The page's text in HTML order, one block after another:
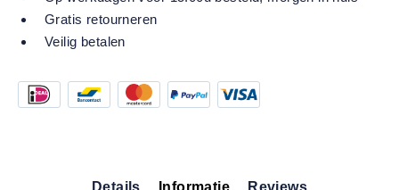
Gratis retourneren
Veilig betalen
Details Informatie Reviews